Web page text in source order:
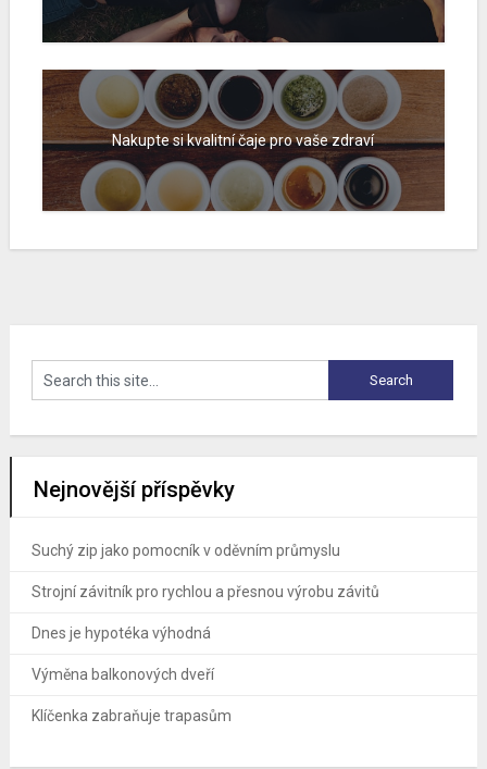
Nakupte si kvalitní čaje pro vaše zdraví
Nejnovější příspěvky
Suchý zip jako pomocník v oděvním průmyslu
Strojní závitník pro rychlou a přesnou výrobu závitů
Dnes je hypotéka výhodná
Výměna balkonových dveří
Klíčenka zabraňuje trapasům